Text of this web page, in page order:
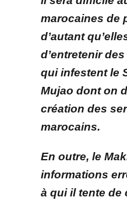
marocaines de
d’autant
d’entretenir
qui infestent le
Mujao dont on
création des
marocains.
En outre, le
informations
à qui il tente de